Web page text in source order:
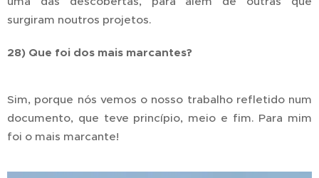
surgiram noutros projetos.
28) Que foi dos mais marcantes?
Sim, porque nós vemos o nosso trabalho refletido num
documento, que teve princípio, meio e fim. Para mim
foi o mais marcante!